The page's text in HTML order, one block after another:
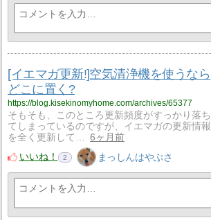
[イエマガ更新!]空気清浄機を使うなら
どこに置く?
https://blog.kisekinomyhome.com/archives/65377
そもそも、このところ更新頻度がすっかり落ち
てしまっているのですが、イエマガの更新情報
を全く更新して…
6ヶ月前
いいね！
2 まっしんはやぶさ